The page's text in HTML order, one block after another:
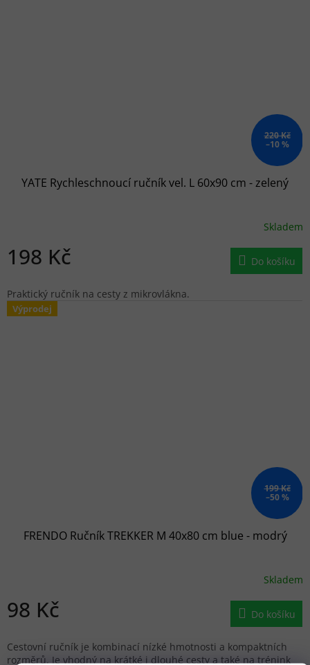
220 Kč
–10 %
YATE Rychleschnoucí ručník vel. L 60x90 cm - zelený
Skladem
198 Kč Do košíku
Praktický ručník na cesty z mikrovlákna.
Výprodej
199 Kč
–50 %
FRENDO Ručník TREKKER M 40x80 cm blue - modrý
Skladem
98 Kč Do košíku
Cestovní ručník je kombinací nízké hmotnosti a kompaktních
rozměrů. Je vhodný na krátké i dlouhé cesty a také na trénink